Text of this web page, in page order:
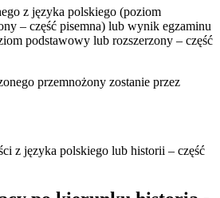
z języka polskiego (poziom
– część pisemna) lub wynik egzaminu
podstawowy lub rozszerzony – część
przemnożony zostanie przez
z języka polskiego lub historii – część